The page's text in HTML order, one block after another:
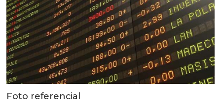
Foto referencial